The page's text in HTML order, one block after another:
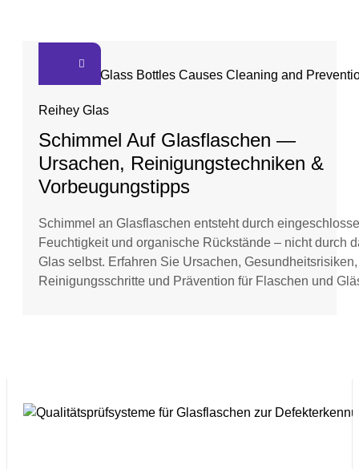
Reihey Glas
Schimmel Auf Glasflaschen —
Ursachen, Reinigungstechniken &
Vorbeugungstipps
Schimmel an Glasflaschen entsteht durch
Feuchtigkeit und organische Rückstände – nicht durch
Glas selbst. Erfahren Sie Ursachen, Gesundheitsrisiken,
Reinigungsschritte und Prävention für Flaschen und